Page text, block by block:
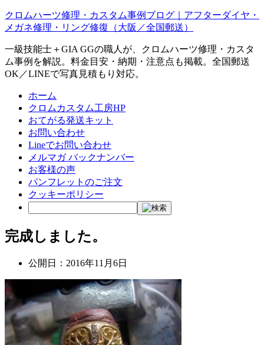
クロムハーツ修理・カスタム事例ブログ｜アフターダイヤ・
メガネ修理・リング修復（大阪／全国郵送）
一級技能士＋GIA GGの職人が、クロムハーツ修理・カスタ
ム事例を解説。料金目安・納期・注意点も掲載。全国郵送
OK／LINEで写真見積もり対応。
ホーム
クロムカスタム工房HP
おてがる発送キット
お問い合わせ
Lineでお問い合わせ
メルマガ バックナンバー
お客様の声
パンフレットのご注文
クッキーポリシー
完成しました。
公開日： 2016年11月6日